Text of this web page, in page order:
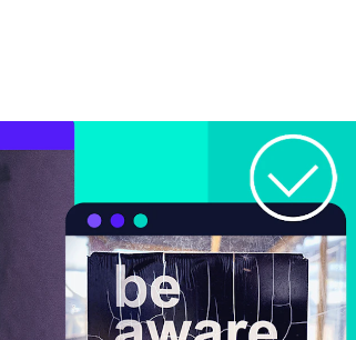
5 Herramientas